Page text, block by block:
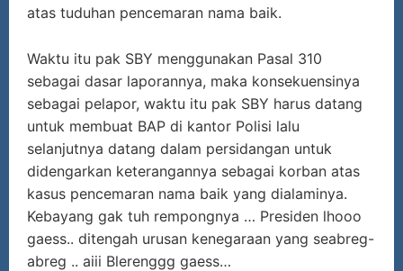
atas tuduhan pencemaran nama baik.
Waktu itu pak SBY menggunakan Pasal 310
sebagai dasar laporannya, maka konsekuensinya
sebagai pelapor, waktu itu pak SBY harus datang
untuk membuat BAP di kantor Polisi lalu
selanjutnya datang dalam persidangan untuk
didengarkan keterangannya sebagai korban atas
kasus pencemaran nama baik yang dialaminya.
Kebayang gak tuh rempongnya … Presiden lhooo
gaess.. ditengah urusan kenegaraan yang seabreg-
abreg .. aiii Blerenggg gaess…